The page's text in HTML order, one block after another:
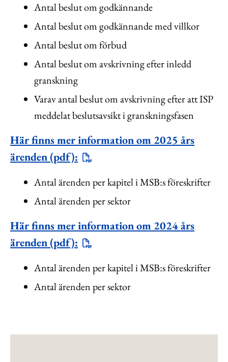
Antal beslut om godkännande
Antal beslut om godkännande med villkor
Antal beslut om förbud
Antal beslut om avskrivning efter inledd
granskning
Varav antal beslut om avskrivning efter att ISP
meddelat beslutsavsikt i granskningsfasen
Här finns mer information om 2025 års
ärenden (pdf):
Antal ärenden per kapitel i MSB:s föreskrifter
Antal ärenden per sektor
Här finns mer information om 2024 års
ärenden (pdf):
Antal ärenden per kapitel i MSB:s föreskrifter
Antal ärenden per sektor